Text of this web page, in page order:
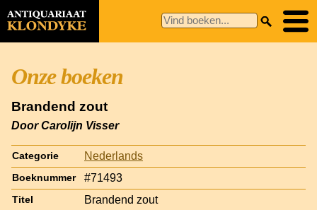
Onze boeken
Brandend zout
Door Carolijn Visser
Categorie Nederlands
Boeknummer #71493
Titel Brandend zout